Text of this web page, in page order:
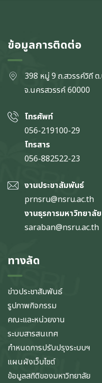
ข้อมูลการติดต่อ
398 หมู่ 9 ถ.สวรรค์วิถี
จ.นครสวรรค์60000
โทรศัพท์
056-219100-29
โทรสาร
056-882522-23
งานประชาสัมพันธ์
prnsru@nsru.ac.th
งานธุรการมหาวิทยาลัย
saraban@nsru.ac.th
ทางลัด
ข่าวประชาสัมพันธ์
รูปภาพกิจกรรม
คณะและหน่วยงาน
ระบบสารสนเทศ
กำหนดการปรับปรุงระบบฯ
แผนผังเว็บไซต์
ข้อมูลสถิติของมหาวิทยาลัย